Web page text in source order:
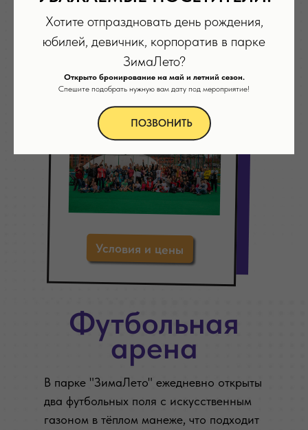
Условия и цены
Футбольная
арена
В парке "ЗимаЛето" ежедневно открыты
два футбольных поля с искусственным
газоном в тёплом манеже, что подходит
Хотите отпраздновать день рождения,
юбилей, девичник, корпоратив в парке
ЗимаЛето?
Открыто бронирование на май и летний сезон.
Спешите подобрать нужную вам дату под мероприятие!
ПОЗВОНИТЬ